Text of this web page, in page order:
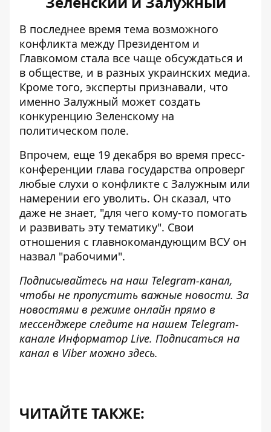
В последнее время тема возможного
конфликта между Президентом и
Главкомом стала все чаще обсуждаться и
в обществе, и в разных украинских медиа.
Кроме того, эксперты признавали, что
именно Залужный может создать
конкуренцию Зеленскому на
политическом поле.
Впрочем, еще 19 декабря во время пресс-
конференции глава государства опроверг
любые слухи о конфликте с Залужным или
намерении его уволить. Он сказал, что
даже не знает, "для чего кому-то помогать
и развивать эту тематику". Свои
отношения с главнокомандующим ВСУ он
назвал "рабочими".
Подписывайтесь на наш Telegram-канал,
чтобы не пропустить важные новости. За
новостями в режиме онлайн прямо в
мессенджере следите на нашем Telegram-
канале Информатор Live. Подписаться на
канал в Viber можно здесь.
ЧИТАЙТЕ ТАКЖЕ: